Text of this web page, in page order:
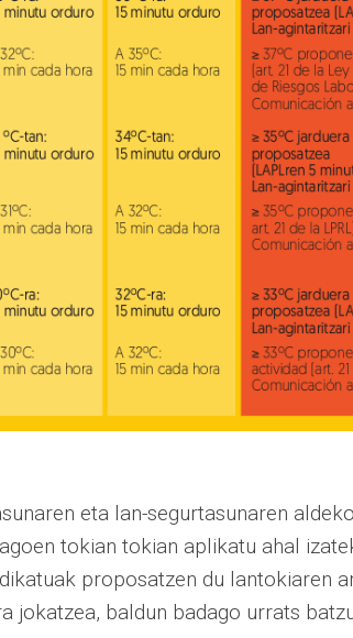
eta lan-segurtasunaren
tokian tokian aplikatu ahal
proposatzen du lantokiaren
jokatzea, baldun badago urrats